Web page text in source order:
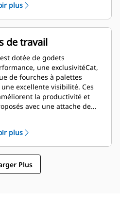
de manipuler des
en toute sécurité et
tout en privilégiant un
précis. Une option de levage
hauteur est proposée pour
la portée et la hauteur de
les tâches les plus
plus
de travail
dotée de godets
une exclusivitéCat,
de fourches à palettes
excellente visibilité. Ces
la productivité et
avec une attache de
outils pour attaches tels
brosses, les godets à grappin,
tous-travaux et autres
restent compatibles.
plus
Plus